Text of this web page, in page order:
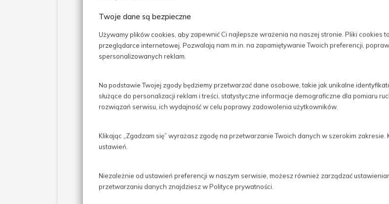
Twoje dane są bezpieczne
Używamy plików cookies, aby zapewnić Ci najlepsze wrażenia na naszej stronie. Pliki cookies
przeglądarce internetowej. Pozwalają nam m.in. na zapamiętywanie Twoich preferencji,
spersonalizowanych reklam.
Na podstawie Twojej zgody będziemy przetwarzać dane osobowe, takie jak unikalne
służące do personalizacji reklam i treści, statystyczne informacje demograficzne dla pomiaru
rozwiązań serwisu, ich wydajność w celu poprawy zadowolenia użytkowników.
Klikając „Zgadzam się” wyrażasz zgodę na przetwarzanie Twoich danych w szerokim
ustawień.
Niezależnie od ustawień preferencji w naszym serwisie, możesz również zarządzać
przetwarzaniu danych znajdziesz wPolityce prywatności.
sprawdzona metoda leczenia, poparta badaniami. W metodzie tej
bezpośrednio w źródło zapalenia.
Istotą terapii Orthokine jest podanie pacjentowi autologicznej
po pobraniu jest inkubowana przez sześć godzin w temperaturze 37 stopni
wytwarzają działające przeciwzapalnie białka ochronne – działające
powstrzymujące proces zapalny w miejscu wstrzyknięcia.
Interleukina-1 (IL-1) jest białkiem przekaźnikowym – substancją, która
Reakcją organizmu na uszkodzenie jest zapalenie. Stan zapalny trwający
(homeostaza) pomiędzy interleukiną-1 a antagonistą receptora interleukiny-1
powoduje nasilenie procesu zapalnego.